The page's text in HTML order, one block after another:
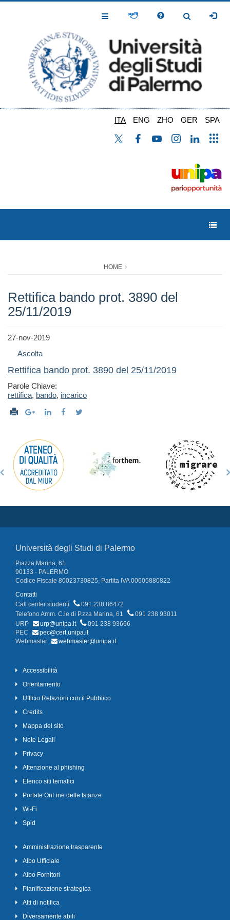
Toggle
Toggle
ITA ENG ZHO GER SPA
HOME
Rettifica bando prot. 3890 del
25/11/2019
27-nov-2019
Ascolta
Rettifica bando prot. 3890 del 25/11/2019
Parole Chiave:
rettifica, bando, incarico
Università degli Studi di Palermo
Piazza Marina, 61
90133 - PALERMO
Codice Fiscale 80023730825, Partita IVA 00605880822
Contatti
Call center studenti
091 238 86472
Telefono Amm. C.le di P.zza Marina, 61
091 238 93011
URP
urp@unipa.it
091 238 93666
PEC
pec@cert.unipa.it
Webmaster
webmaster@unipa.it
Accessibilità
Orientamento
Ufficio Relazioni con il Pubblico
Credits
Mappa del sito
Note Legali
Privacy
Attenzione al phishing
Elenco siti tematici
Portale OnLine delle Istanze
Wi-Fi
Spid
Amministrazione trasparente
Albo Ufficiale
Albo Fornitori
Pianificazione strategica
Atti di notifica
Diversamente abili